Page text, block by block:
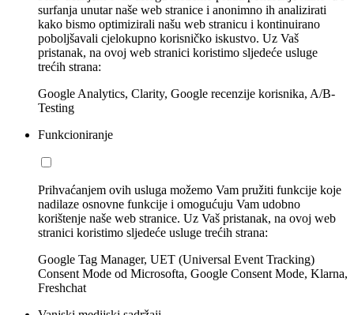
surfanja unutar naše web stranice i anonimno ih analizirati
kako bismo optimizirali našu web stranicu i kontinuirano
poboljšavali cjelokupno korisničko iskustvo. Uz Vaš
pristanak, na ovoj web stranici koristimo sljedeće usluge
trećih strana:
Google Analytics, Clarity, Google recenzije korisnika, A/B-
Testing
Funkcioniranje
Prihvaćanjem ovih usluga možemo Vam pružiti funkcije koje
nadilaze osnovne funkcije i omogućuju Vam udobno
korištenje naše web stranice. Uz Vaš pristanak, na ovoj web
stranici koristimo sljedeće usluge trećih strana:
Google Tag Manager, UET (Universal Event Tracking)
Consent Mode od Microsofta, Google Consent Mode, Klarna,
Freshchat